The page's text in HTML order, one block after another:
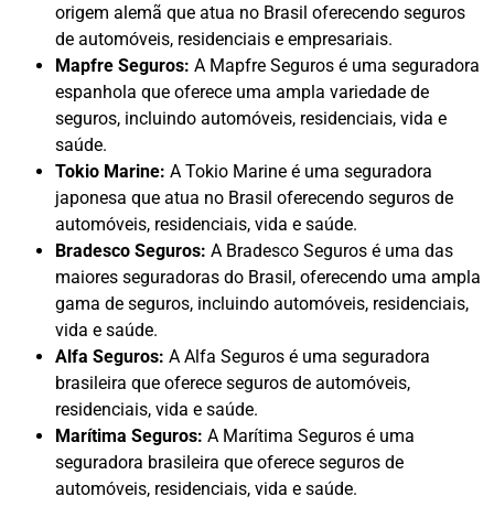
origem alemã que atua no Brasil oferecendo seguros
de automóveis, residenciais e empresariais.
Mapfre Seguros: A Mapfre Seguros é uma seguradora
espanhola que oferece uma ampla variedade de
seguros, incluindo automóveis, residenciais, vida e
saúde.
Tokio Marine: A Tokio Marine é uma seguradora
japonesa que atua no Brasil oferecendo seguros de
automóveis, residenciais, vida e saúde.
Bradesco Seguros: A Bradesco Seguros é uma das
maiores seguradoras do Brasil, oferecendo uma ampla
gama de seguros, incluindo automóveis, residenciais,
vida e saúde.
Alfa Seguros: A Alfa Seguros é uma seguradora
brasileira que oferece seguros de automóveis,
residenciais, vida e saúde.
Marítima Seguros: A Marítima Seguros é uma
seguradora brasileira que oferece seguros de
automóveis, residenciais, vida e saúde.